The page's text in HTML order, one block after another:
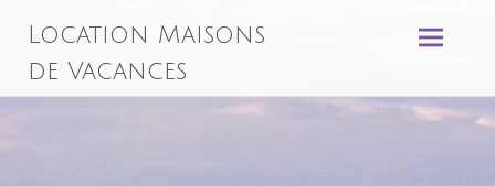
contenu
principal
Location Maisons
de Vacances